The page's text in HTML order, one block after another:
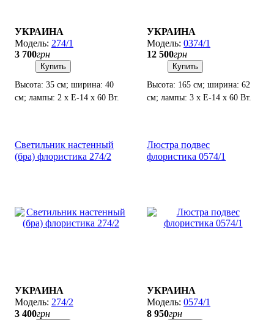
УКРАИНА
274/1
3 700грн
Купить
Высота: 35 см; ширина: 40
см; лампы: 2 х Е-14 х 60 Вт.
УКРАИНА
0374/1
12 500грн
Купить
Высота: 165 см; ширина: 62
см; лампы: 3 х Е-14 х 60 Вт.
Светильник настенный
(бра) флористика 274/2
УКРАИНА
274/2
3 400грн
Люстра подвес
флористика 0574/1
УКРАИНА
0574/1
8 950грн